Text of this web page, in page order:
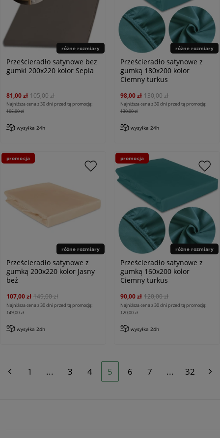
różne rozmiary
Prześcieradło satynowe bez
gumki 200x220 kolor Sepia
81,00 zł 105,00 zł
Najniższa cena z 30 dni przed tą promocją:
105,00 zł
wysyłka 24h
różne rozmiary
Prześcieradło satynowe z
gumką 180x200 kolor
Ciemny turkus
98,00 zł 130,00 zł
Najniższa cena z 30 dni przed tą promocją:
130,00 zł
wysyłka 24h
różne rozmiary
Prześcieradło satynowe z
gumką 200x220 kolor Jasny
beż
107,00 zł 149,00 zł
Najniższa cena z 30 dni przed tą promocją:
149,00 zł
wysyłka 24h
promocja
różne rozmiary
Prześcieradło satynowe z
gumką 160x200 kolor
Ciemny turkus
90,00 zł 120,00 zł
Najniższa cena z 30 dni przed tą promocją:
120,00 zł
wysyłka 24h
promocja
1 ... 3 4 5 6 7 ... 32